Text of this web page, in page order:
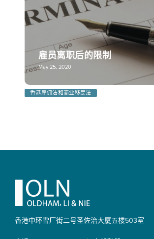
雇员离职后的限制
May 25, 2020
香港雇佣法和商业移民法
Footer
香港中环雪厂街二号圣佐治大厦五楼503室